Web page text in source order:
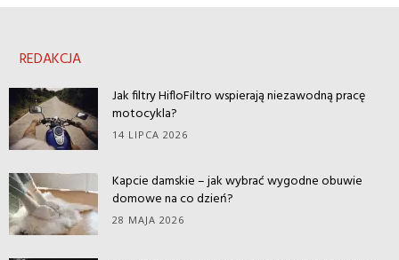
REDAKCJA
Jak filtry HifloFiltro wspierają niezawodną pracę
motocykla?
14 LIPCA 2026
Kapcie damskie – jak wybrać wygodne obuwie
domowe na co dzień?
28 MAJA 2026